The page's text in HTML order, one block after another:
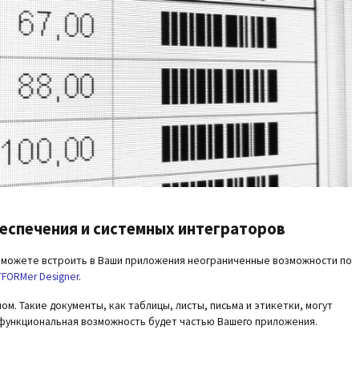
и системных интеграторов
встроить в Ваши приложения неограниченные возможности по
Designer.
Такие документы, как таблицы, листы, письма и этикетки, могут
возможность будет частью Вашего приложения.